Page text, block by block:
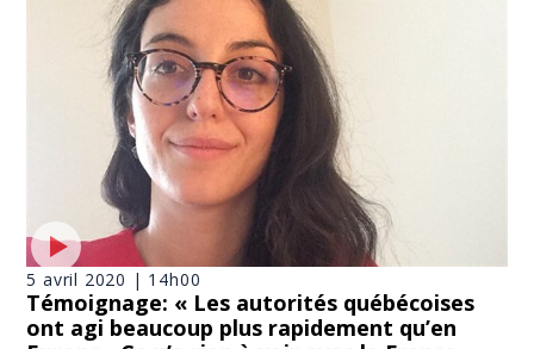
5 avril 2020 | 14h00
Témoignage: « Les autorités québécoises
ont agi beaucoup plus rapidement qu’en